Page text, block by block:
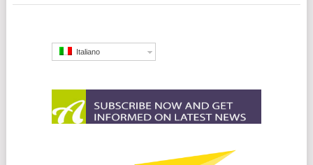
Italiano